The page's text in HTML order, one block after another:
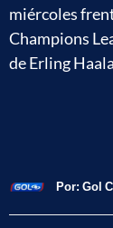
miércoles
Champions
de Erling
Por: Gol